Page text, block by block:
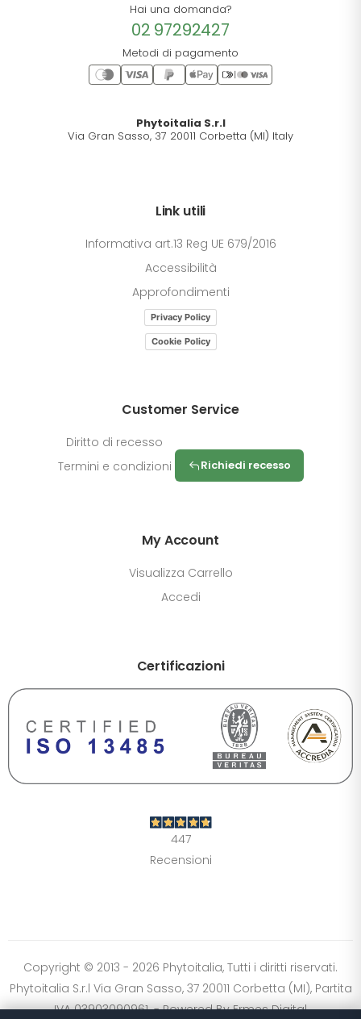
Hai una domanda?
02 97292427
Metodi di pagamento
Phytoitalia S.r.l
Via Gran Sasso, 37 20011 Corbetta (MI) Italy
Link utili
Informativa art.13 Reg UE 679/2016
Accessibilità
Approfondimenti
Privacy Policy
Cookie Policy
Customer Service
Diritto di recesso
Termini e condizioni
Richiedi recesso
My Account
Visualizza Carrello
Accedi
Certificazioni
447
Recensioni
Copyright © 2013 - 2026 Phytoitalia, Tutti i diritti riservati.
Phytoitalia S.r.l Via Gran Sasso, 37 20011 Corbetta (MI), Partita
IVA 03903090961. - Powered ByErmes Digital
DIMENSIONE TESTO
Chiaro
Ripristina impostazioni